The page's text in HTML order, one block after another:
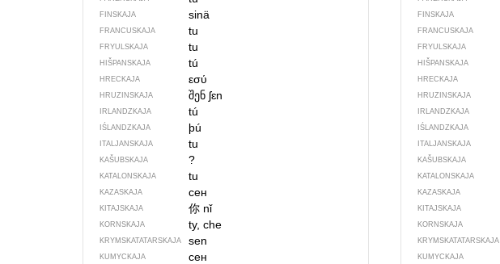
FINSKAJA sinä
FRANCUSKAJA tu
FRYULSKAJA tu
HIŠPANSKAJA tú
HRECKAJA εσύ
HRUZINSKAJA შენ ʃɛn
IRLANDZKAJA tú
IŚLANDZKAJA þú
ITALJANSKAJA tu
KAŠUBSKAJA ?
KATALONSKAJA tu
KAZASKAJA сен
KITAJSKAJA 你 nǐ
KORNSKAJA ty, che
KRYMSKA­TATARSKAJA sen
KUMYCKAJA сен
FINSKAJA
FRANCUSKAJA
FRYULSKAJA
HIŠPANSKAJA
HRECKAJA
HRUZINSKAJA
IRLANDZKAJA
IŚLANDZKAJA
ITALJANSKAJA
KAŠUBSKAJA
KATALONSKAJA
KAZASKAJA
KITAJSKAJA
KORNSKAJA
KRYMSKA­TATARSKAJA
KUMYCKAJA